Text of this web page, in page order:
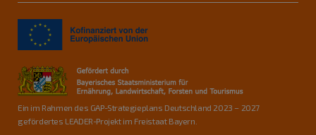
Ein im Rahmen des GAP-Strategieplans Deutschland 2023 – 2027
gefördertes LEADER-Projekt im Freistaat Bayern.